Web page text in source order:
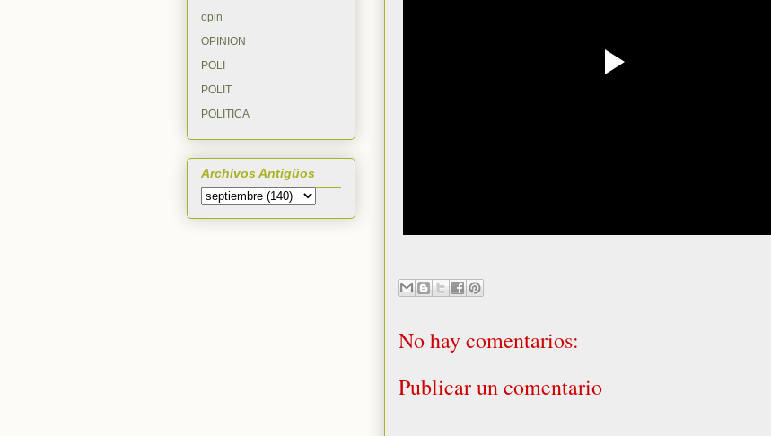
No hay comentarios:
Publicar un comentario
opin
OPINION
POLI
POLIT
POLITICA
Archivos Antigüos